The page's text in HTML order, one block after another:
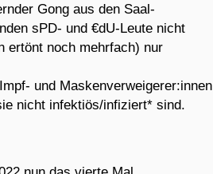
Gong aus den Saal-
sPD- und €dU-Leute nicht
ertönt noch mehrfach) nur
und Maskenverweigerer:innen
nicht infektiös/infiziert* sind.